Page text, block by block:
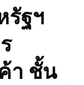
ฐฯ
า ชั้น